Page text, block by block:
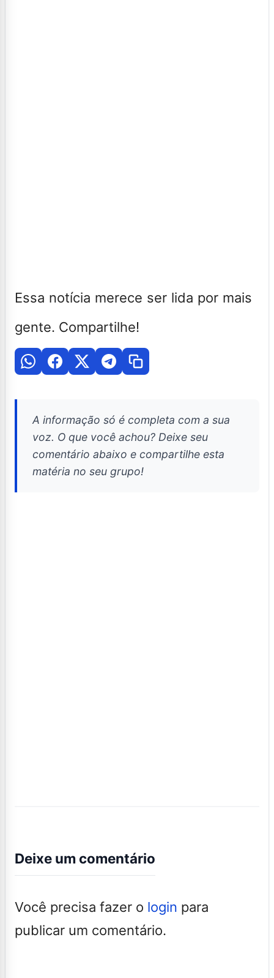
Essa notícia merece ser lida por mais
gente. Compartilhe!
A informação só é completa com a sua
voz. O que você achou? Deixe seu
comentário abaixo e compartilhe esta
matéria no seu grupo!
Deixe um comentário
Você precisa fazer o login para
publicar um comentário.